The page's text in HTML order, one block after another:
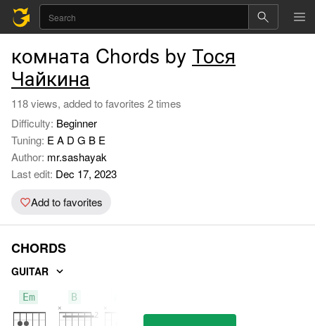
комната Chords by Тося
Чайкина
118 views, added to favorites 2 times
Difficulty: Beginner
Tuning: E A D G B E
Author: mr.sashayak
Last edit: Dec 17, 2023
Add to favorites
CHORDS
GUITAR
Em B